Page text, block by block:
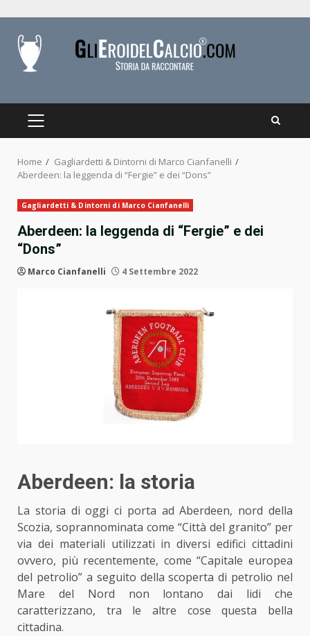
content
PRIMARY
Home
Gagliardetti & Dintorni di Marco Cianfanelli
Aberdeen: la leggenda di “Fergie” e dei “Dons”
Gagliardetti & Dintorni di Marco Cianfanelli
Aberdeen: la leggenda di “Fergie” e dei
“Dons”
Marco Cianfanelli 4 Settembre 2022
Aberdeen: la storia
La storia di oggi ci porta ad Aberdeen, nord della
Scozia, soprannominata come “Città del granito” per
via dei materiali utilizzati in diversi edifici cittadini
ovvero, più recentemente, come “Capitale europea
del petrolio” a seguito della scoperta di petrolio nel
Mare del Nord non lontano dai lidi che
caratterizzano, tra le altre cose questa bella
cittadina.